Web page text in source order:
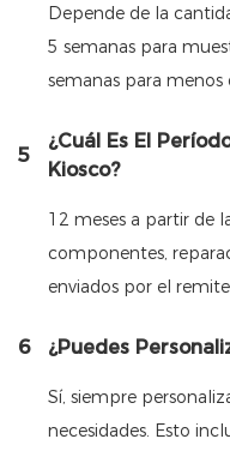
Depende de la
5 semanas para
semanas para menos
5
¿Cuál Es El
Kiosco?
12 meses a partir de
componentes,
enviados por el
6 ¿Puedes
Sí, siempre
necesidades. Esto